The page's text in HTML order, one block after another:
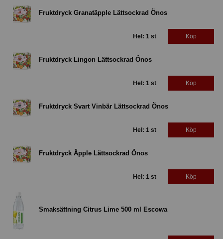
Fruktdryck Granatäpple Lättsockrad Önos
Hel: 1 st Köp
Fruktdryck Lingon Lättsockrad Önos
Hel: 1 st Köp
Fruktdryck Svart Vinbär Lättsockrad Önos
Hel: 1 st Köp
Fruktdryck Äpple Lättsockrad Önos
Hel: 1 st Köp
Smaksättning Citrus Lime 500 ml Escowa